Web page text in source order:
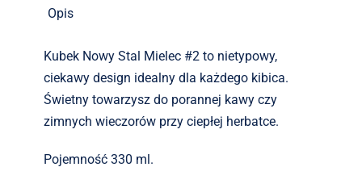
Opis
Kubek Nowy Stal Mielec #2 to nietypowy,
ciekawy design idealny dla każdego kibica.
Świetny towarzysz do porannej kawy czy
zimnych wieczorów przy ciepłej herbatce.
Pojemność 330 ml.